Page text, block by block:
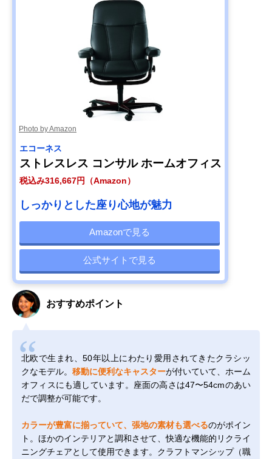
Photo by Amazon
エコーネス
ストレスレス コンサル ホームオフィス
税込み316,667円（Amazon）
しっかりとした座り心地が魅力
Amazonで見る
公式サイトで見る
おすすめポイント
北欧で生まれ、50年以上にわたり愛用されてきたクラシッ
クなモデル。 移動に便利なキャスターが付いていて、ホーム
オフィスにも適しています。座面の高さは47〜54cmのあい
だで調整が可能です。
カラーが豊富に揃っていて、張地の素材も選べるのがポイン
ト。ほかのインテリアと調和させて、快適な機能的リクライ
ニングチェアとして使用できます。クラフトマンシップ（職